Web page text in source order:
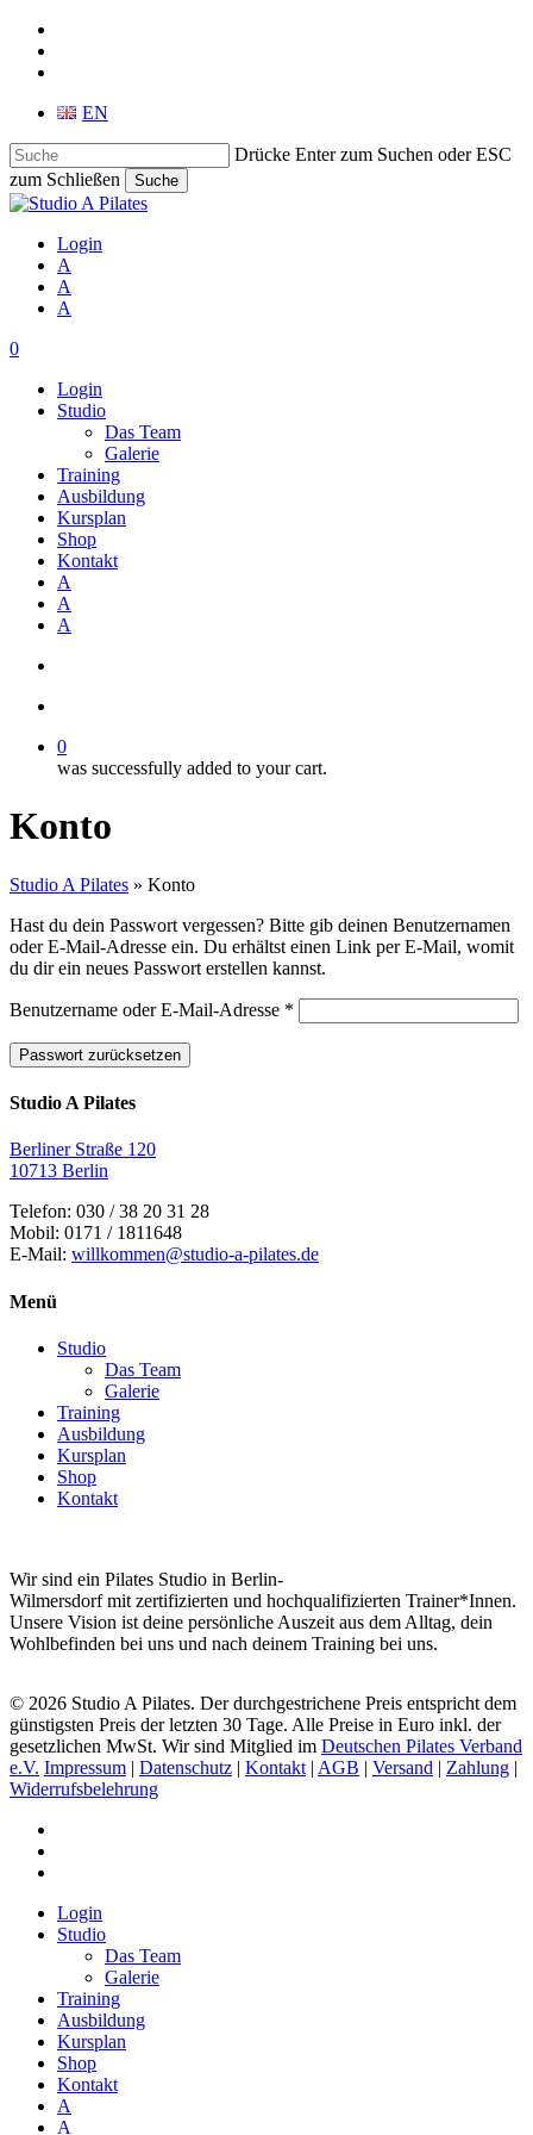
Skip
main
EN
Drücke Enter zum Suchen oder ESC
zum Schließen
Suche
Close
Login
A
A
A
search
account
0
Login
Studio
Das Team
Galerie
Training
Ausbildung
Kursplan
Shop
Kontakt
A
A
A
0
was successfully added to your cart.
Konto
Studio A Pilates » Konto
Hast du dein Passwort vergessen? Bitte gib deinen Benutzernamen
oder E-Mail-Adresse ein. Du erhältst einen Link per E-Mail, womit
du dir ein neues Passwort erstellen kannst.
Benutzername oder E-Mail-Adresse *
Passwort zurücksetzen
Studio A Pilates
Berliner Straße 120
10713 Berlin
Telefon: 030 / 38 20 31 28
Mobil: 0171 / 1811648
E-Mail: willkommen@studio-a-pilates.de
Menü
Studio
Das Team
Galerie
Training
Ausbildung
Kursplan
Shop
Kontakt
Wir sind ein Pilates Studio in Berlin-
Wilmersdorf mit zertifizierten und hochqualifizierten Trainer*Innen.
Unsere Vision ist deine persönliche Auszeit aus dem Alltag, dein
Wohlbefinden bei uns und nach deinem Training bei uns.
© 2026 Studio A Pilates. Der durchgestrichene Preis entspricht dem
günstigsten Preis der letzten 30 Tage. Alle Preise in Euro inkl. der
gesetzlichen MwSt. Wir sind Mitglied im Deutschen Pilates Verband
e.V. Impressum | Datenschutz | Kontakt | AGB | Versand | Zahlung |
Widerrufsbelehrung
Close
Menu
Login
Studio
Das Team
Galerie
Training
Ausbildung
Kursplan
Shop
Kontakt
A
A